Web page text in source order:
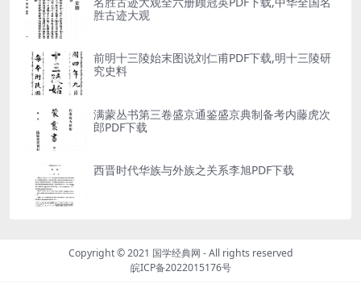
胜古迹大观
前明十三陵始末图说刘仁甫PDF下载,明十三陵研
究史料
满蒙丛书第三卷盛京通鉴盛京典制备考内藤虎次
郎PDF下载
西晋时代华族与外族之关系李旭PDF下载
Copyright © 2021 国学经典网 - All rights reserved
皖ICP备2022015176号